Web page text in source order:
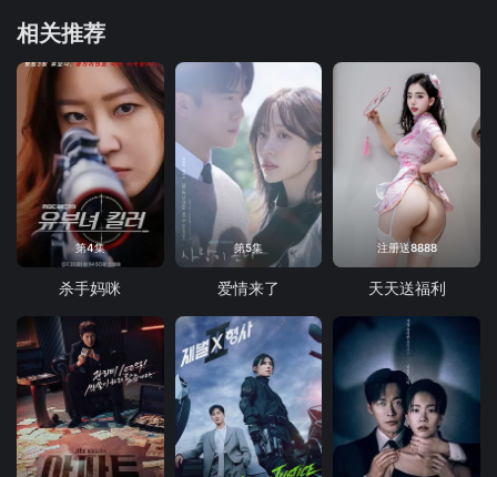
相关推荐
第4集
杀手妈咪
第5集
爱情来了
注册送8888
天天送福利